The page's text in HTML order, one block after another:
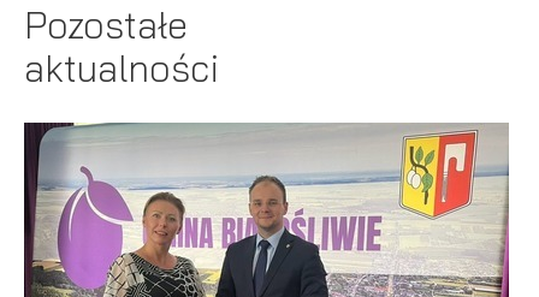
Pozostałe
aktualności